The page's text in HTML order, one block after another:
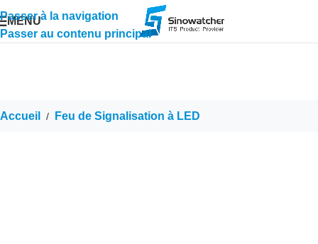
Passer à la navigation
Passer au contenu principal
MENU
Accueil / Feu de Signalisation à LED